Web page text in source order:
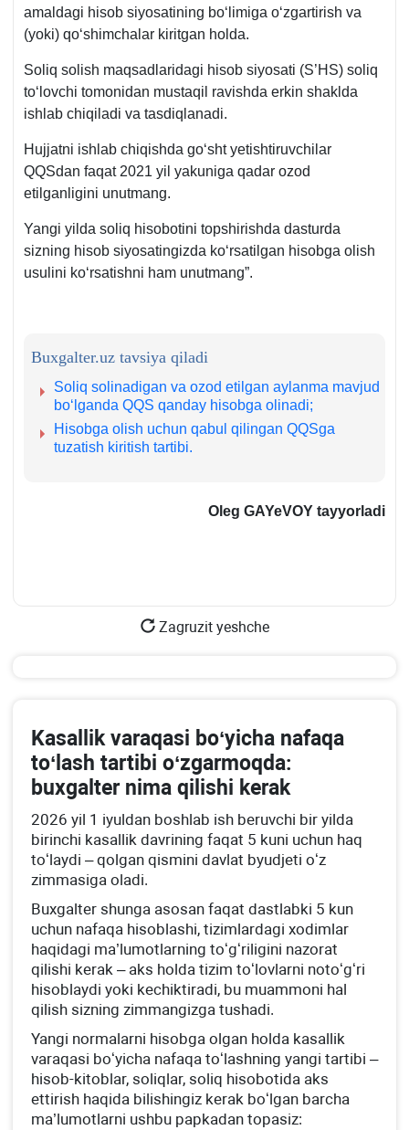
amaldagi hisob siyosatining boʻlimiga oʻzgartirish va
(yoki) qoʻshimchalar kiritgan holda.
Soliq solish maqsadlaridagi hisob siyosati (S’HS) soliq
toʻlovchi tomonidan mustaqil ravishda erkin shaklda
ishlab chiqiladi va tasdiqlanadi.
Hujjatni ishlab chiqishda goʻsht yetishtiruvchilar
QQSdan faqat 2021 yil yakuniga qadar ozod
etilganligini unutmang.
Yangi yilda soliq hisobotini topshirishda dasturda
sizning hisob siyosatingizda koʻrsatilgan hisobga olish
usulini koʻrsatishni ham unutmang”.
Buxgalter.uz tavsiya qiladi
Soliq solinadigan va ozod etilgan aylanma mavjud
boʻlganda QQS qanday hisobga olinadi;
Hisobga olish uchun qabul qilingan QQSga
tuzatish kiritish tartibi.
Oleg GAYeVOY tayyorladi
Zagruzit yeshche
Kasallik varaqasi boʻyicha nafaqa
toʻlash tartibi oʻzgarmoqda:
buхgalter nima qilishi kerak
2026 yil 1 iyuldan boshlab ish beruvchi bir yilda
birinchi kasallik davrining faqat 5 kuni uchun haq
toʻlaydi – qolgan qismini davlat byudjeti oʻz
zimmasiga oladi.
Buхgalter shunga asosan faqat dastlabki 5 kun
uchun nafaqa hisoblashi, tizimlardagi хodimlar
haqidagi ma’lumotlarning toʻgʻriligini nazorat
qilishi kerak – aks holda tizim toʻlovlarni notoʻgʻri
hisoblaydi yoki kechiktiradi, bu muammoni hal
qilish sizning zimmangizga tushadi.
Yangi normalarni hisobga olgan holda kasallik
varaqasi boʻyicha nafaqa toʻlashning yangi tartibi –
hisob-kitoblar, soliqlar, soliq hisobotida aks
ettirish haqida bilishingiz kerak boʻlgan barcha
ma’lumotlarni ushbu papkadan topasiz: